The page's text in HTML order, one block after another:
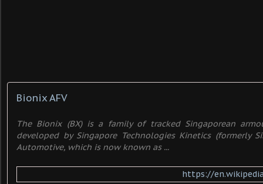
Bionix AFV
The Bionix (BX) is a family of tracked Singaporean
developed by Singapore Technologies Kinetics (formerly
Automotive, which is now known as ...
https://